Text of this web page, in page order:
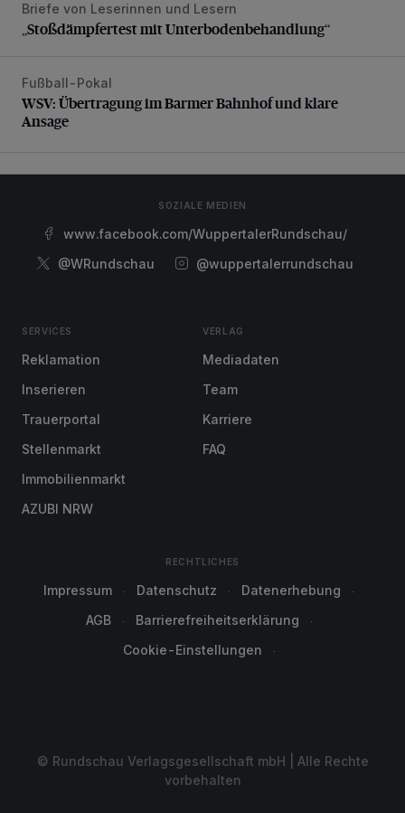
„Stoßdämpfertest mit Unterbodenbehandlung“
Briefe von Leserinnen und Lesern
„Stoßdämpfertest mit Unterbodenbehandlung“
WSV: Übertragung im Barmer Bahnhof und klare Ansage
Fußball-Pokal
WSV: Übertragung im Barmer Bahnhof und klare
Ansage
SOZIALE MEDIEN
www.facebook.com/WuppertalerRundschau/
@WRundschau
@wuppertalerrundschau
SERVICES
Reklamation
Inserieren
Trauerportal
Stellenmarkt
Immobilienmarkt
AZUBI NRW
VERLAG
Mediadaten
Team
Karriere
FAQ
RECHTLICHES
Impressum Datenschutz
Datenerhebung
AGB
Barrierefreiheitserklärung
Cookie-Einstellungen
© Rundschau Verlagsgesellschaft mbH | Alle Rechte
vorbehalten